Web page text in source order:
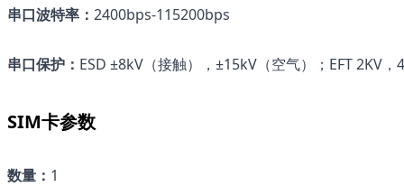
串口波特率 ： 2400bps-115200bps
串口保护 ： ESD ±8kV（接触），±15kV（空气）；EFT 2KV
SIM卡参数
数量 ： 1